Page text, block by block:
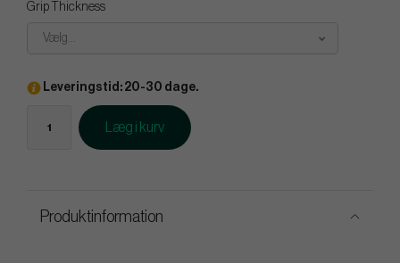
Grip Thickness
Vælg...
Leveringstid: 20-30 dage.
Læg i kurv
Produktinformation